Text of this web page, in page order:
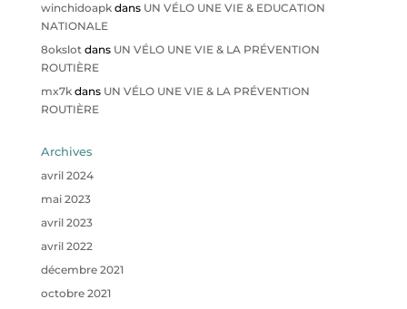
winchidoapkdans UN VÉLO UNE VIE & EDUCATION
NATIONALE
8okslotdans UN VÉLO UNE VIE & LA PRÉVENTION
ROUTIÈRE
mx7kdans UN VÉLO UNE VIE & LA PRÉVENTION
ROUTIÈRE
Archives
avril 2024
mai 2023
avril 2023
avril 2022
décembre 2021
octobre 2021